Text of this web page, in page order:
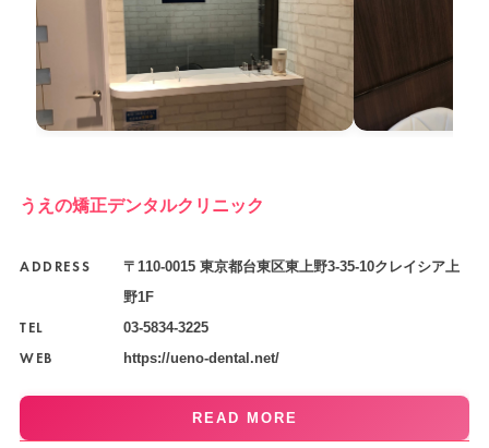
うえの矯正デンタルクリニック
ADDRESS
〒110-0015 東京都台東区東上野3-35-10クレイシア上
野1F
TEL 03-5834-3225
WEB https://ueno-dental.net/
READ MORE